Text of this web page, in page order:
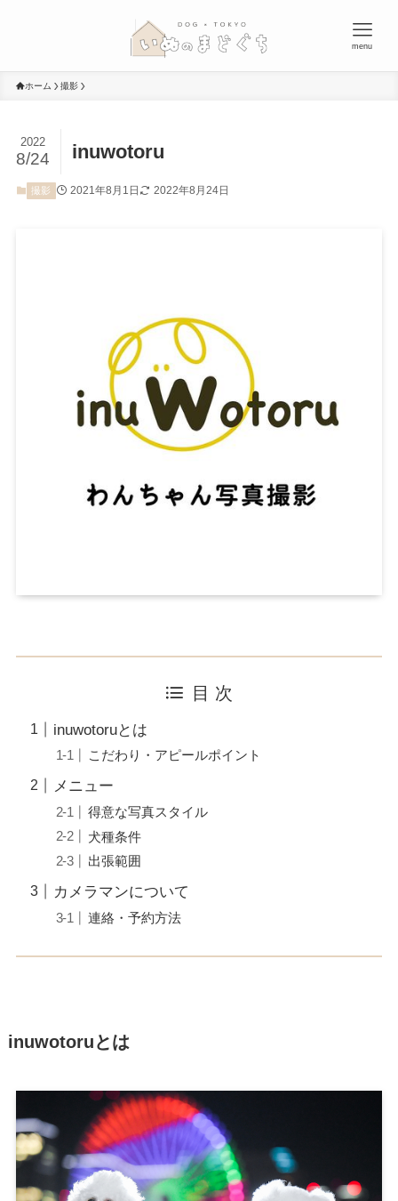
menu
ホーム 撮影
inuwotoru
2022
8/24
撮影 2021年8月1日 2022年8月24日
目 次
inuwotoruとは
こだわり・アピールポイント
メニュー
得意な写真スタイル
犬種条件
出張範囲
カメラマンについて
連絡・予約方法
inuwotoruとは